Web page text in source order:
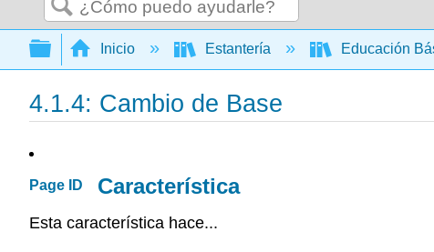
Buscar
Expandir/contraer jerarquía global
Inicio Estantería Educación
4.1.4: Cambio de Base
Page ID Característica
Esta característica hace...